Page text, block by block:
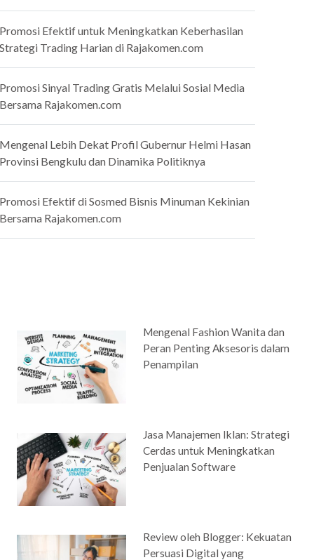
Efektif untuk Meningkatkan Keberhasilan
Trading Harian di Rajakomen.com
Sinyal Trading Gratis Melalui Sosial Media
Rajakomen.com
Lebih Dekat Profil Gubernur Helmi Hasan
Bengkulu dan Dinamika Politiknya
Efektif di Sosmed Bisnis Minuman Kekinian
Rajakomen.com
Mengenal Fashion Wanita dan
Peran Penting Aksesoris dalam
Penampilan
Jasa Manajemen Iklan: Strategi
Cerdas untuk Meningkatkan
Penjualan Software
Review oleh Blogger: Kekuatan
Persuasi Digital yang